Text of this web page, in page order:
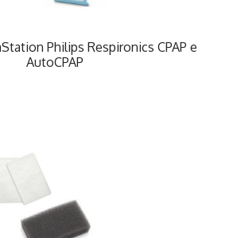
Philips Respironics CPAP e
AutoCPAP